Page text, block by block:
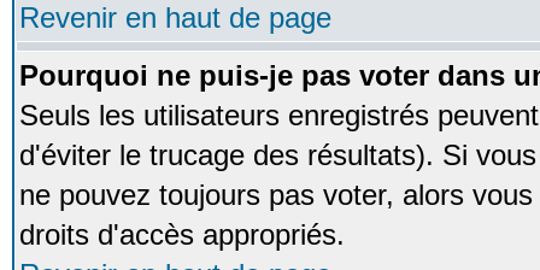
Revenir en haut de page
Pourquoi ne puis-je pas voter dans
Seuls les utilisateurs enregistrés
d'éviter le trucage des résultats). Si
ne pouvez toujours pas voter, alors
droits d'accès appropriés.